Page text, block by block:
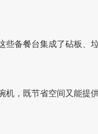
备餐台集成了砧板、垃
洗碗机，既节省空间又能